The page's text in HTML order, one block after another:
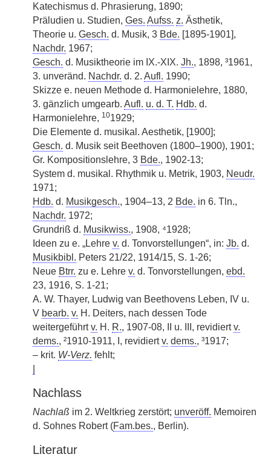
Katechismus d. Phrasierung, 1890;
Präludien u. Studien, Ges. Aufss. z. Ästhetik,
Theorie u. Gesch. d. Musik, 3 Bde. [1895-1901],
Nachdr. 1967;
Gesch. d. Musiktheorie im IX.-XIX. Jh., 1898, ³1961,
3. unveränd. Nachdr. d. 2. Aufl. 1990;
Skizze e. neuen Methode d. Harmonielehre, 1880,
3. gänzlich umgearb. Aufl. u. d. T. Hdb. d.
Harmonielehre, 101929;
Die Elemente d. musikal. Aesthetik, [1900];
Gesch. d. Musik seit Beethoven (1800–1900), 1901;
Gr. Kompositionslehre, 3 Bde., 1902-13;
System d. musikal. Rhythmik u. Metrik, 1903, Neudr.
1971;
Hdb. d. Musikgesch., 1904–13, 2 Bde. in 6. Tln.,
Nachdr. 1972;
Grundriß d. Musikwiss., 1908, ⁴1928;
Ideen zu e. „Lehre v. d. Tonvorstellungen“, in: Jb. d.
Musikbibl. Peters 21/22, 1914/15, S. 1-26;
Neue Btrr. zu e. Lehre v. d. Tonvorstellungen, ebd.
23, 1916, S. 1-21;
A. W. Thayer, Ludwig van Beethovens Leben, IV u.
V bearb. v. H. Deiters, nach dessen Tode
weitergeführtv. H. R., 1907-08, II u. III, revidiertv.
dems., ²1910-1911, I, revidiertv. dems., ³1917;
– krit. W-Verz. fehlt;
Nachlass
Nachlaß im 2. Weltkrieg zerstört; unveröff. Memoiren
d. Sohnes Robert (Fam.bes., Berlin).
Literatur